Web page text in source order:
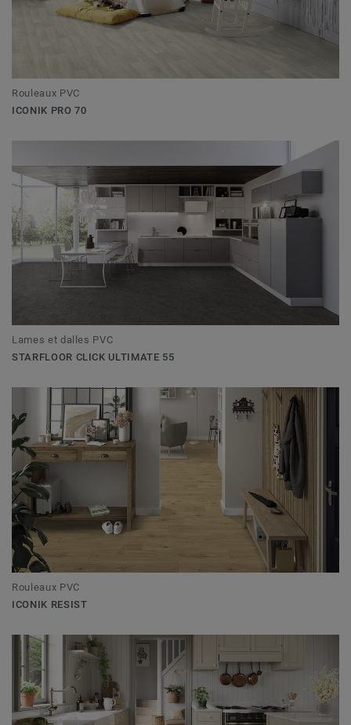
Rouleaux PVC
ICONIK PRO 70
Lames et dalles PVC
STARFLOOR CLICK ULTIMATE 55
Rouleaux PVC
ICONIK RESIST